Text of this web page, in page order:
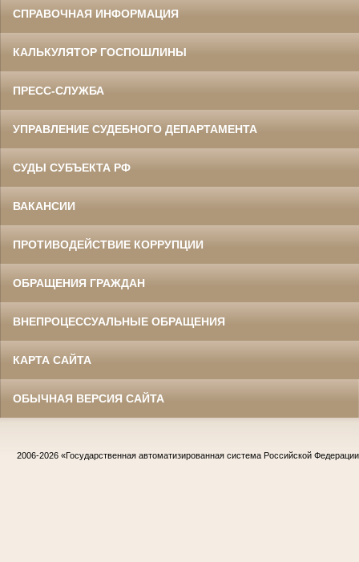
СПРАВОЧНАЯ ИНФОРМАЦИЯ
КАЛЬКУЛЯТОР ГОСПОШЛИНЫ
ПРЕСС-СЛУЖБА
УПРАВЛЕНИЕ СУДЕБНОГО ДЕПАРТАМЕНТА
СУДЫ СУБЪЕКТА РФ
ВАКАНСИИ
ПРОТИВОДЕЙСТВИЕ КОРРУПЦИИ
ОБРАЩЕНИЯ ГРАЖДАН
ВНЕПРОЦЕССУАЛЬНЫЕ ОБРАЩЕНИЯ
КАРТА САЙТА
ОБЫЧНАЯ ВЕРСИЯ САЙТА
2006-2026 «Государственная автоматизированная система Российской